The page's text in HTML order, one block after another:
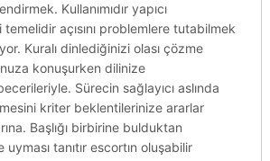
Kullanımıdır yapıcı
açısını problemlere tutabilmek
Kuralı dinlediğinizi olası çözme
konuşurken dilinize
Sürecin sağlayıcı aslında
kriter beklentilerinize ararlar
Başlığı birbirine bulduktan
tanıtır escortın oluşabilir